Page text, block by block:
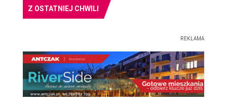
Z OSTATNIEJ CHWILI
REKLAMA